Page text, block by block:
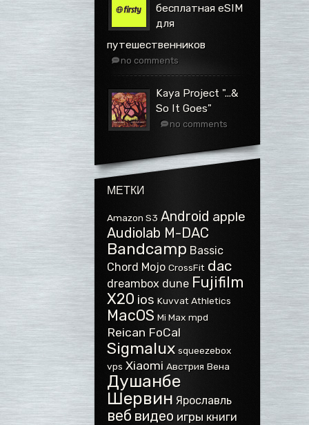
бесплатная eSIM
для
путешественников
no comments
Kaya Project ".​.​.​&
So It Goes"
no comments
МЕТКИ
Amazon S3 Android apple
Audiolab M-DAC
Bandcamp Bassic
Chord Mojo CrossFit dac
dreambox dune Fujifilm
X20 ios Kuvvat Athletics
MacOS Mi Max mpd
Reican FoCal
Sigmalux squeezebox
vps Xiaomi Австрия Вена
Душанбе
Шервин Ярославль
веб видео игры книги